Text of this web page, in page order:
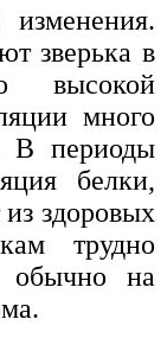
зверька в
высокой
много
В периоды
белки,
здоровых
трудно
обычно на